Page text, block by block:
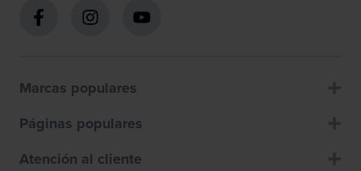
Marcas populares
Páginas populares
Atención al cliente